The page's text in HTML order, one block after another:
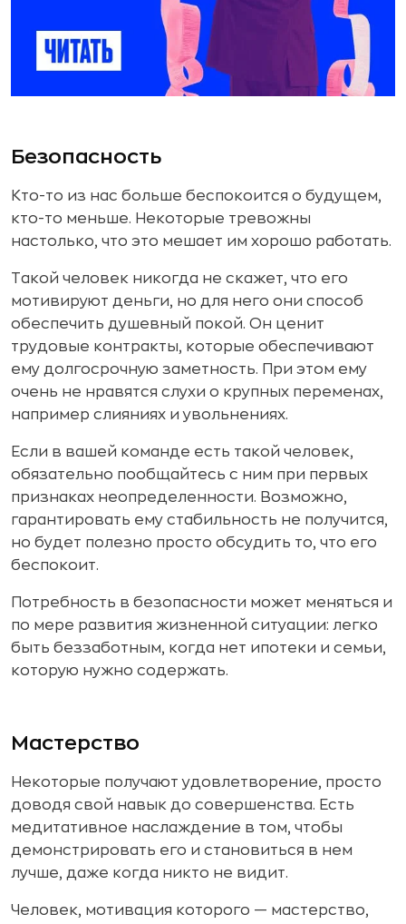
Безопасность
Кто-то из нас больше беспокоится о будущем,
кто-то меньше. Некоторые тревожны
настолько, что это мешает им хорошо работать.
Такой человек никогда не скажет, что его
мотивируют деньги, но для него они способ
обеспечить душевный покой. Он ценит
трудовые контракты, которые обеспечивают
ему долгосрочную заметность. При этом ему
очень не нравятся слухи о крупных переменах,
например слияниях и увольнениях.
Если в вашей команде есть такой человек,
обязательно пообщайтесь с ним при первых
признаках неопределенности. Возможно,
гарантировать ему стабильность не получится,
но будет полезно просто обсудить то, что его
беспокоит.
Потребность в безопасности может меняться и
по мере развития жизненной ситуации: легко
быть беззаботным, когда нет ипотеки и семьи,
которую нужно содержать.
Мастерство
Некоторые получают удовлетворение, просто
доводя свой навык до совершенства. Есть
медитативное наслаждение в том, чтобы
демонстрировать его и становиться в нем
лучше, даже когда никто не видит.
Человек, мотивация которого — мастерство,